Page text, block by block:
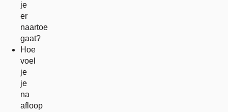
je
er
naartoe
gaat?
Hoe
voel
je
je
na
afloop